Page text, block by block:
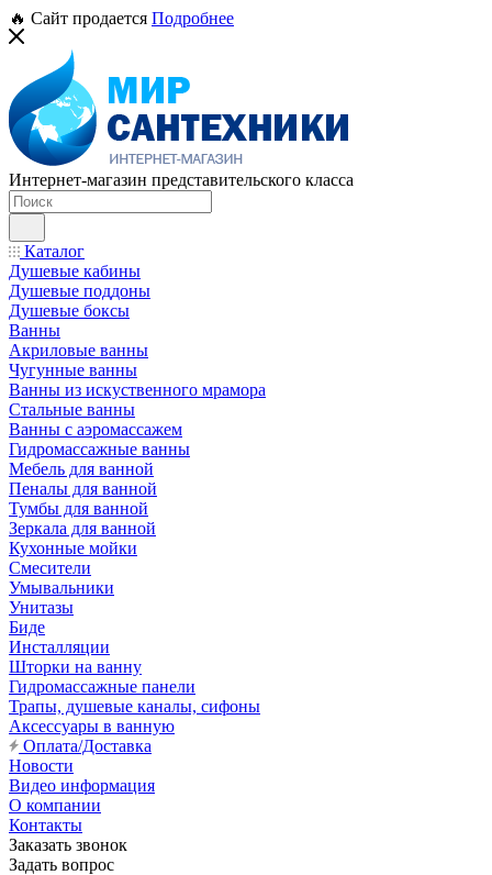
🔥 Сайт продается Подробнее
Интернет-магазин представительского класса
Каталог
Душевые кабины
Душевые поддоны
Душевые боксы
Ванны
Акриловые ванны
Чугунные ванны
Ванны из искуственного мрамора
Стальные ванны
Ванны с аэромассажем
Гидромассажные ванны
Мебель для ванной
Пеналы для ванной
Тумбы для ванной
Зеркала для ванной
Кухонные мойки
Смесители
Умывальники
Унитазы
Биде
Инсталляции
Шторки на ванну
Гидромассажные панели
Трапы, душевые каналы, сифоны
Аксессуары в ванную
Оплата/Доставка
Новости
Видео информация
О компании
Контакты
Заказать звонок
Задать вопрос